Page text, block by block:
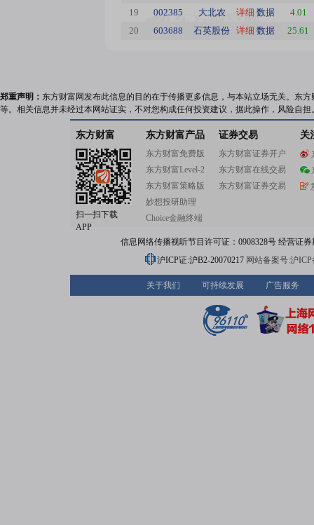
19
002385 大北农 详细 数据
4.01
20
603688 石英股份 详细 数据 25.61
郑重声明： 东方财富网发布此信息的目的在于传播更多信息，与本站立场无关。东
等。相关信息并未经过本网站证实，不对您构成任何投资建议，据此操作，风险自担
东方财富
扫一扫下载
APP
东方财富产品
东方财富免费版
东方财富Level-2
东方财富策略版
妙想投研助理
Choice金融终端
证券交易
东方财富证券开户
东方财富在线交易
东方财富证券交易
关
信息网络传播视听节目许可证：0908328号 经营证
沪ICP证:沪B2-20070217 网站备案号:沪
关于我们 可持续发展 广告服务